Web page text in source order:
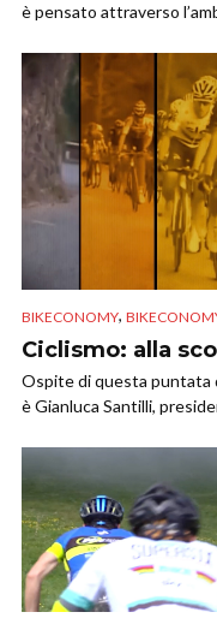
è pensato attraverso
BIKECONOMY,
Ciclismo: alla
Ospite di questa puntata
è Gianluca Santilli,